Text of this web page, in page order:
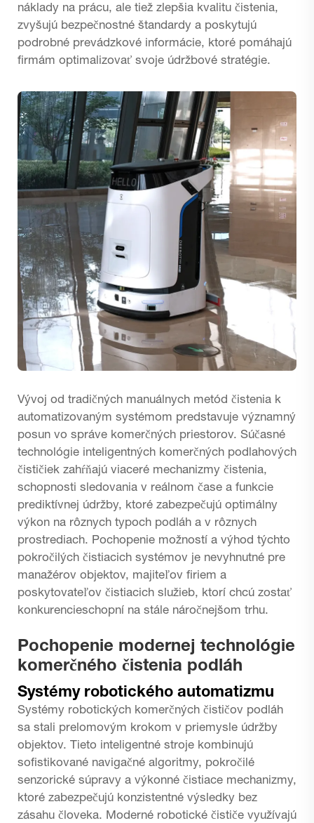
náklady na prácu, ale tiež zlepšia kvalitu čistenia,
zvyšujú bezpečnostné štandardy a poskytujú
podrobné prevádzkové informácie, ktoré pomáhajú
firmám optimalizovať svoje údržbové stratégie.
Vývoj od tradičných manuálnych metód čistenia k
automatizovaným systémom predstavuje významný
posun vo správe komerčných priestorov. Súčasné
technológie inteligentných komerčných podlahových
čističiek zahŕňajú viaceré mechanizmy čistenia,
schopnosti sledovania v reálnom čase a funkcie
prediktívnej údržby, ktoré zabezpečujú optimálny
výkon na rôznych typoch podláh a v rôznych
prostrediach. Pochopenie možností a výhod týchto
pokročilých čistiacich systémov je nevyhnutné pre
manažérov objektov, majiteľov firiem a
poskytovateľov čistiacich služieb, ktorí chcú zostať
konkurencieschopní na stále náročnejšom trhu.
Pochopenie modernej technológie
komerčného čistenia podláh
Systémy robotického automatizmu
Systémy robotických komerčných čističov podláh
sa stali prelomovým krokom v priemysle údržby
objektov. Tieto inteligentné stroje kombinujú
sofistikované navigačné algoritmy, pokročilé
senzorické súpravy a výkonné čistiace mechanizmy,
ktoré zabezpečujú konzistentné výsledky bez
zásahu človeka. Moderné robotické čističe využívajú